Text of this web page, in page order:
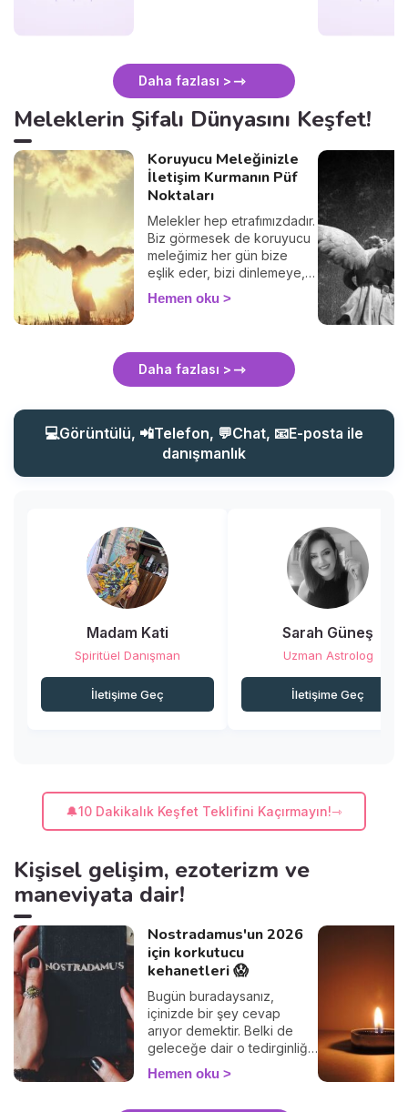
Daha fazlası >
Meleklerin Şifalı Dünyasını Keşfet!
Koruyucu Meleğinizle
İletişim Kurmanın Püf
Noktaları
Melekler hep etrafımızdadır.
Biz görmesek de koruyucu
meleğimiz her gün bize
eşlik eder, bizi dinlemeye,
teselli etmeye ve ona
seslenmeyi bilirsek
iletişim kurmanın püf
Hemen oku
Daha fazlası >
💻Görüntülü, 📲Telefon, 💬Chat, 📧E-posta ile
danışmanlık
Madam Kati
Spiritüel Danışman
İletişime Geç
Sarah Güneş
Uzman Astrolog
İletişime Geç
🔔10 Dakikalık Keşfet Teklifini Kaçırmayın!
Kişisel gelişim, ezoterizm ve
maneviyata dair!
Nostradamus'un 2026
için korkutucu
kehanetleri 😱
Bugün buradaysanız,
içinizde bir şey cevap
arıyor demektir. Belki de
geleceğe dair o tedirginliği
hissediyorsunuz, 2026'da
bizi neyin beklediğini
Hemen oku